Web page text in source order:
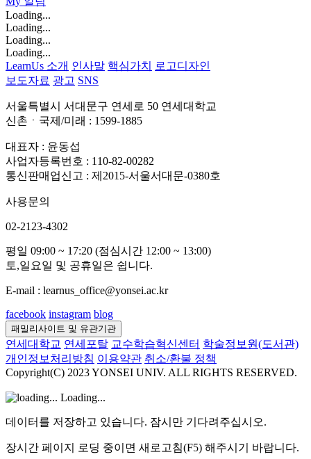
Loading...
Loading...
Loading...
Loading...
LearnUs 소개 인사말 핵심가치
로고디자인
보도자료 광고 SNS
서울특별시 서대문구 연세로 50 연세대학교
신촌ㆍ국제/미래 : 1599-1885
대표자 : 윤동섭
사업자등록번호 : 110-82-00282
통신판매업신고 : 제2015-서울서대문-0380호
사용문의
02-2123-4302
평일 09:00 ~ 17:20 (점심시간 12:00 ~ 13:00)
토,일요일 및 공휴일은 쉽니다.
E-mail : learnus_office@yonsei.ac.kr
facebook instagram blog
패밀리사이트 및 유관기관
연세대학교 연세포탈 교수학습혁신센터 학술정보원(도서관)
개인정보처리방침 이용약관 취소/환불 정책
Copyright(C) 2023 YONSEI UNIV. ALL RIGHTS RESERVED.
Loading...
데이터를 저장하고 있습니다. 잠시만 기다려주십시오.
장시간 페이지 로딩 중이면 새로고침(F5) 해주시기 바랍니다.